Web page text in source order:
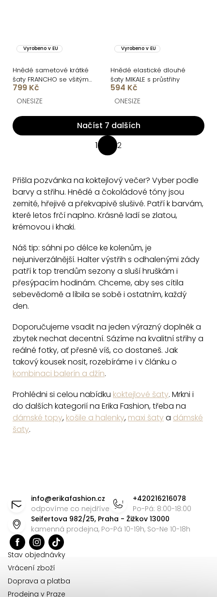
Vyrobeno v EU
Hnědé sametové krátké
šaty FRANCHO se všitými
kraťásky
799 Kč
ONESIZE
Vyrobeno v EU
Hnědé elastické dlouhé
šaty MIKALE s průstřihy
594 Kč
ONESIZE
O
v
á
d
a
c
p
r
v
k
y
p
i
s
u
Načíst 7 dalších
á
n
k
o
n
í
1 2
Přišla pozvánka na koktejlový večer? Vyber podle
barvy a střihu. Hnědé a čokoládové tóny jsou
zemité, hřejivé a překvapivě slušivé. Patří k barvám,
které letos frčí naplno. Krásně ladí se zlatou,
krémovou i khaki.
Náš tip: sáhni po délce ke kolenům, je
nejuniverzálnější. Halter výstřih s odhalenými zády
patří k top trendům sezony a sluší hruškám i
přesýpacím hodinám. Chceme, aby ses cítila
sebevědomě a líbila se sobě i ostatním, každý
den.
Doporučujeme vsadit na jeden výrazný doplněk a
zbytek nechat decentní. Sázíme na kvalitní střihy a
reálné fotky, ať přesně víš, co dostaneš. Jak
takový kousek nosit, rozebíráme i v článku o
kombinaci balerín a džín.
Prohlédni si celou nabídku koktejlové šaty. Mrkni i
do dalších kategorií na Erika Fashion, třeba na
dámské topy, košile a halenky, maxi šatya dámské
šaty.
info@erikafashion.cz
odpovíme co nejdříve
+420216216078
Po-Pá: 8:00-18:00
Seifertova 982/25, Praha - Žižkov 13000
kamenná prodejna, Po-Pá 10-19h, So-Ne 10-18h
Stav objednávky
Vrácení zboží
Doprava a platba
Prodejna v Praze